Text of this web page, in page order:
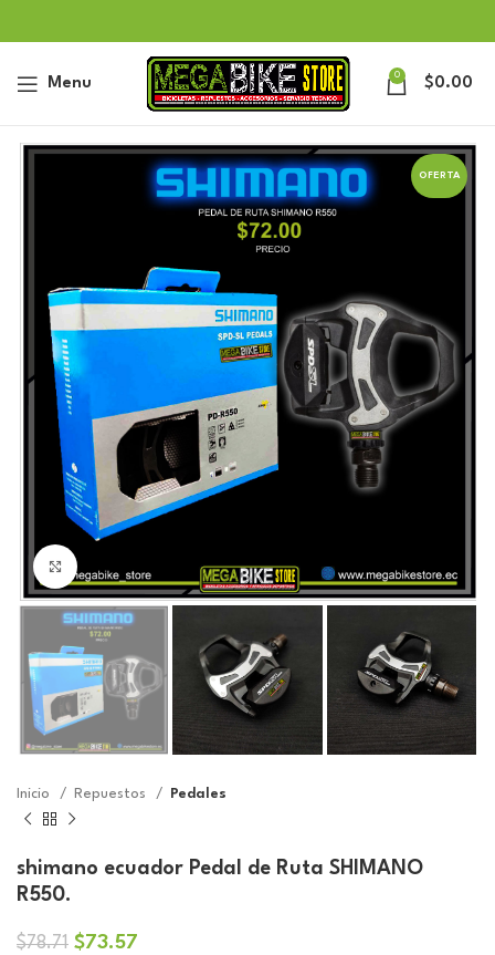
Menu 0 $0.00
OFERTA
Inicio Repuestos Pedales
shimano ecuador Pedal de Ruta SHIMANO
R550.
$78.71 El
$73.57